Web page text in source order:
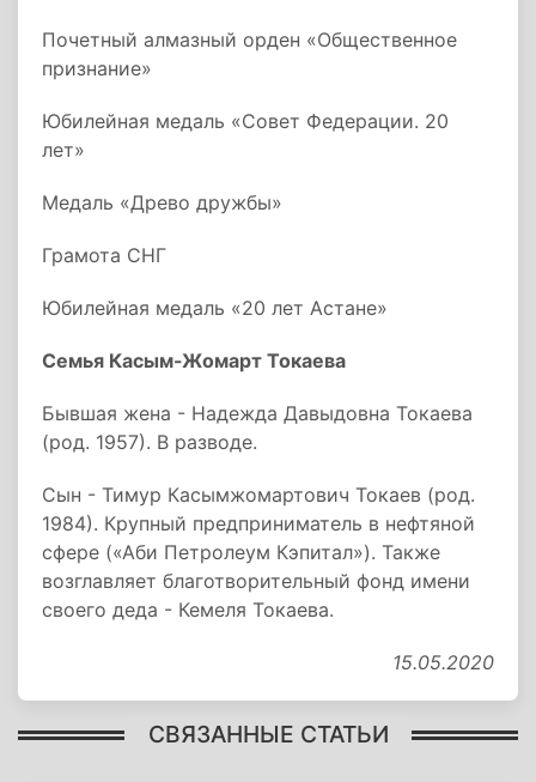
Почетный алмазный орден «Общественное
признание»
Юбилейная медаль «Совет Федерации. 20
лет»
Медаль «Древо дружбы»
Грамота СНГ
Юбилейная медаль «20 лет Астане»
Семья Касым-Жомарт Токаева
Бывшая жена - Надежда Давыдовна Токаева
(род. 1957). В разводе.
Сын - Тимур Касымжомартович Токаев (род.
1984). Крупный предприниматель в нефтяной
сфере («Аби Петролеум Кэпитал»). Также
возглавляет благотворительный фонд имени
своего деда - Кемеля Токаева.
15.05.2020
СВЯЗАННЫЕ СТАТЬИ